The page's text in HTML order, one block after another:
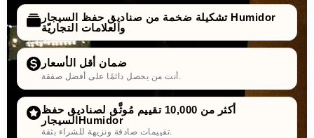
تشكيلة ضخمة من صناديق حفظ السيجار Humidor
والعلامات التجاريّة
ضمان أقل الأسعار
أنت من يحصل دائمًا على أفضل صفقة.
أكثر من 10,000 تقييم مُوثَّق لصناديق حفظ
السيجارHumidor
تقييمات صادقة ونزيهة للشراء بثقة.